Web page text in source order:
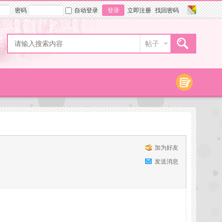
密码 自动登录 登录 立即注册 找回密码
帖子
加为好友
发送消息